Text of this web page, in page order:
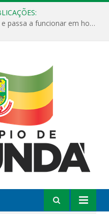
ESF Alto Paraíso é reinaugurada e passa a funcionar em horário estendido